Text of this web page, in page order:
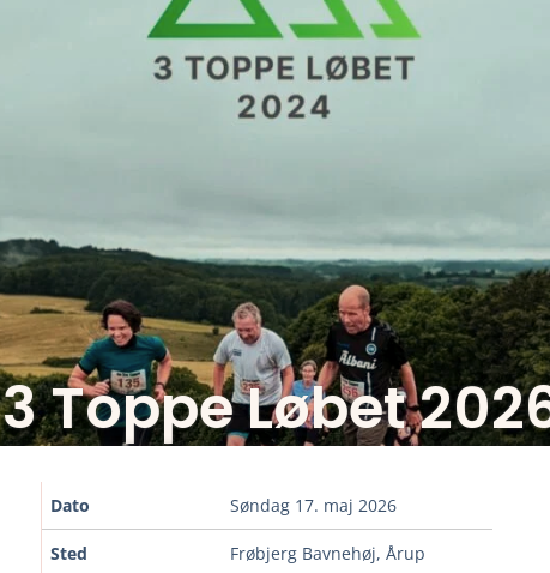
3 Toppe Løbet
Dato søndag 17. maj 2026
Sted Frøbjerg Bavnehøj, Årup